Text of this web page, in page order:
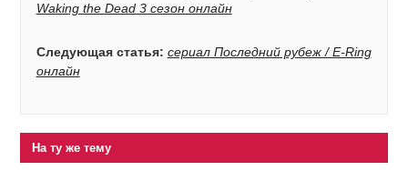
Waking the Dead 3 сезон онлайн
Следующая статья: сериал Последний рубеж / E-Ring
онлайн
На ту же тему